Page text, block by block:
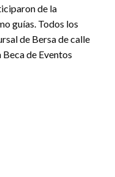
de la
guías. Todos los
de Bersa de calle
de Eventos